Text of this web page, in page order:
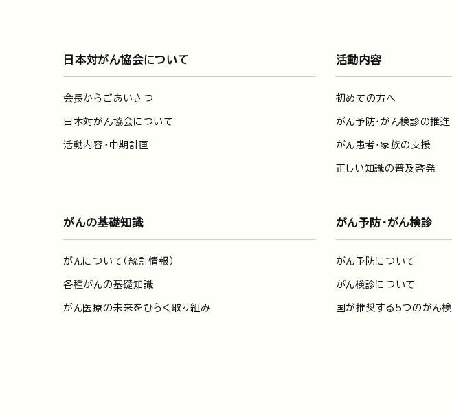
日本対がん協会について
会長からごあいさつ
日本対がん協会について
活動内容・中期計画
活動内容
初めての方へ
がん予防・がん検診の推進
がん患者・家族の支援
正しい知識の普及啓発
がんの基礎知識
がんについて（統計情報）
各種がんの基礎知識
がん医療の未来をひらく取り組み
がん予防・がん検診
がん予防について
がん検診について
国が推奨する5つのがん